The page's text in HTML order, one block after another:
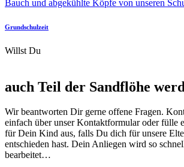
Bauch und abgekühlte Köpfe von unseren
Grundschulzeit
Willst Du
auch Teil der Sandflöhe
Wir beantworten Dir gerne offene Fragen.
einfach über unser Kontaktformular oder fülle
für Dein Kind aus, falls Du dich für unsere
entschieden hast. Dein Anliegen wird so
bearbeitet…